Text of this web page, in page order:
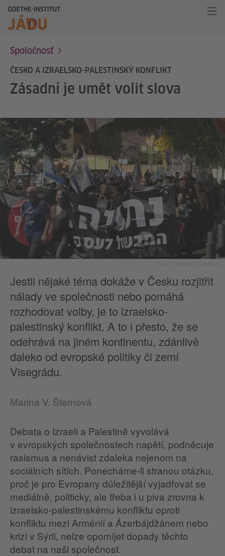
Spoločnosť
ČESKO A IZRAELSKO-PALESTINSKÝ KONFLIKT
Zásadní je umět volit slova
Jestli nějaké téma dokáže v Česku rozjitřit
nálady ve společnosti nebo pomáhá
rozhodovat volby, je to izraelsko-
palestinský konflikt. A to i přesto, že se
odehrává na jiném kontinentu, zdánlivě
daleko od evropské politiky či zemí
Visegrádu.
Marina V. Šternová
Debata o Izraeli a Palestině vyvolává
v evropských společnostech napětí, podněcuje
rasismus a nenávist zdaleka nejenom na
sociálních sítích. Ponecháme-li stranou otázku,
proč je pro Evropany důležitější vyjadřovat se
mediálně, politicky, ale třeba i u piva zrovna k
izraelsko-palestinskému konfliktu oproti
konfliktu mezi Arménií a Ázerbájdžánem nebo
krizi v Sýrii, nelze opomíjet dopady těchto
debat na naši společnost.